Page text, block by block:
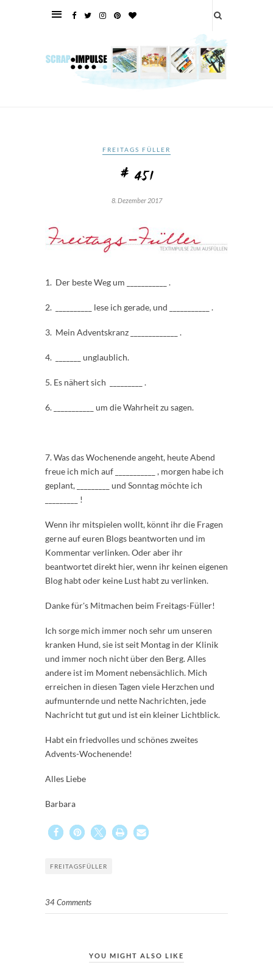
FREITAGS FÜLLER
# 451
8. Dezember 2017
1. Der beste Weg um ___________ .
2. __________ lese ich gerade, und ___________ .
3. Mein Adventskranz _____________ .
4. _______ unglaublich.
5. Es nähert sich _________ .
6. ___________ um die Wahrheit zu sagen.
7. Was das Wochenende angeht, heute Abend
freue ich mich auf ___________ , morgen habe ich
geplant, _________ und Sonntag möchte ich
_________ !
Wenn ihr mitspielen wollt, könnt ihr die Fragen
gerne auf euren Blogs beantworten und im
Kommentar verlinken. Oder aber ihr
beantwortet direkt hier, wenn ihr keinen eigenen
Blog habt oder keine Lust habt zu verlinken.
Danke für's Mitmachen beim Freitags-Füller!
Ich sorge mich immer noch sehr um unseren
kranken Hund, sie ist seit Montag in der Klinik
und immer noch nicht über den Berg. Alles
andere ist im Moment nebensächlich. Mich
erreichen in diesen Tagen viele Herzchen und
aufmunternde und nette Nachrichten, jede
Nachricht tut gut und ist ein kleiner Lichtblick.
Habt ein friedvolles und schönes zweites
Advents-Wochenende!
Alles Liebe
Barbara
FREITAGSFÜLLER
34 Comments
YOU MIGHT ALSO LIKE